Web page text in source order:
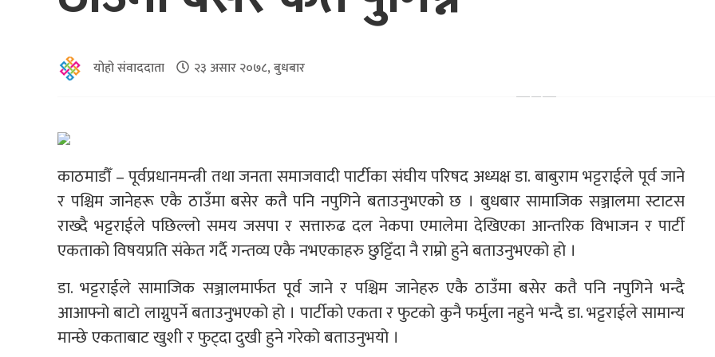
योहो संवाददाता २३ असार २०७८, बुधबार
काठमाडौँ – पूर्वप्रधानमन्त्री तथा जनता समाजवादी पार्टीका संघीय परिषद अध्यक्ष डा. बाबुराम भट्टराईले पूर्व जाने
र पश्चिम जानेहरू एकै ठाउँमा बसेर कतै पनि नपुगिने बताउनुभएको छ । बुधबार सामाजिक सञ्जालमा स्टाटस
राख्दै भट्टराईले पछिल्लो समय जसपा र सत्तारुढ दल नेकपा एमालेमा देखिएका आन्तरिक विभाजन र पार्टी
एकताको विषयप्रति संकेत गर्दै गन्तव्य एकै नभएकाहरु छुट्टिँदा नै राम्रो हुने बताउनुभएको हो ।
डा. भट्टराईले सामाजिक सञ्जालमार्फत पूर्व जाने र पश्चिम जानेहरु एकै ठाउँमा बसेर कतै पनि नपुगिने भन्दै
आआफ्नो बाटो लाग्नुपर्ने बताउनुभएको हो । पार्टीको एकता र फुटको कुनै फर्मुला नहुने भन्दै डा. भट्टराईले सामान्य
मान्छे एकताबाट खुशी र फुट्दा दुखी हुने गरेको बताउनुभयो ।